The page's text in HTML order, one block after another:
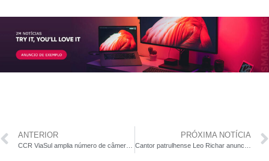
ANTERIOR PRÓXIMA NOTÍCIA